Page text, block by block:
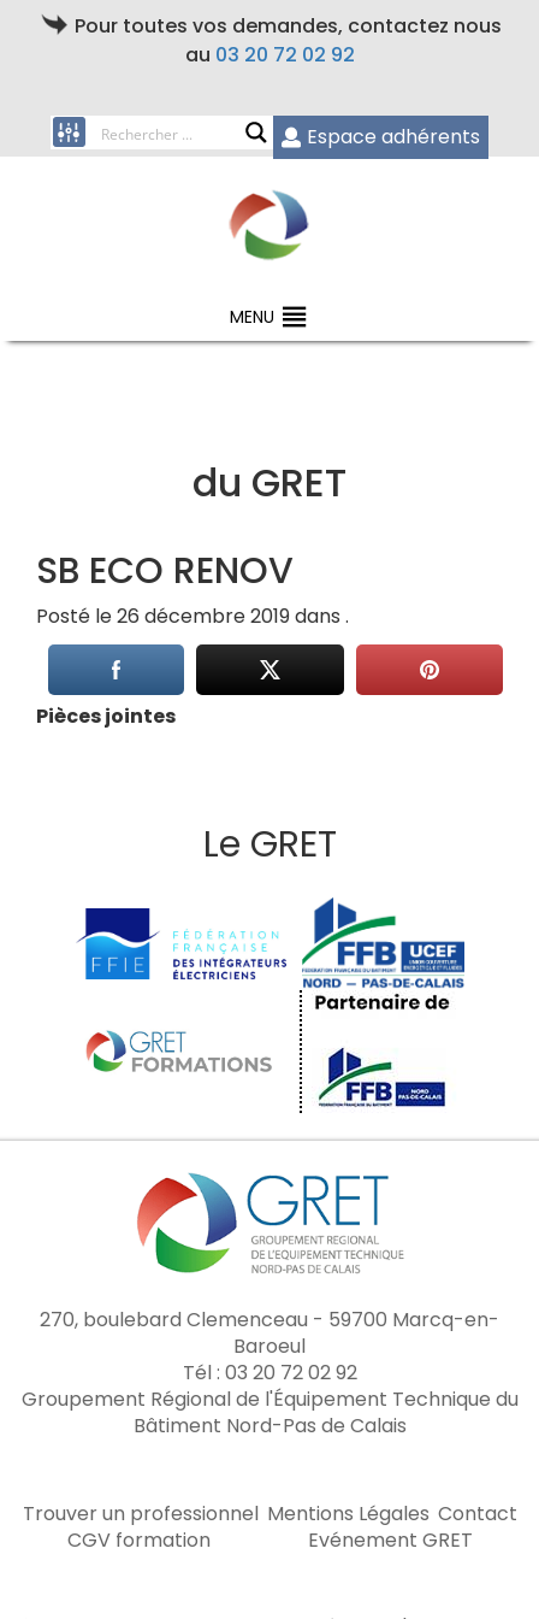
Pour toutes vos demandes, contactez nous
au 03 20 72 02 92
Espace adhérents
MENU
du GRET
SB ECO RENOV
Posté le 26 décembre 2019 dans .
Pièces jointes
Le GRET
270, boulebard Clemenceau - 59700 Marcq-en-
Baroeul
Tél : 03 20 72 02 92
Groupement Régional de l'Équipement Technique du
Bâtiment Nord-Pas de Calais
Trouver un professionnel Mentions Légales Contact
CGV formation
Evénement GRET